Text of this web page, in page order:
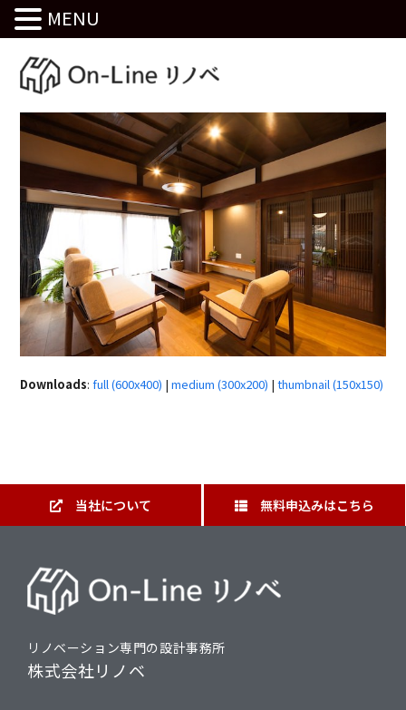
Downloads:full (600x400) |medium (300x200) |thumbnail (150x150)
当社について 無料申込みはこちら
リノベーション専門の設計事務所
株式会社リノベ
MENU